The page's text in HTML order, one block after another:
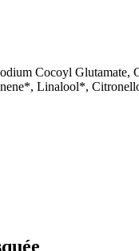
Cocoyl Glutamate,
Linalool*,